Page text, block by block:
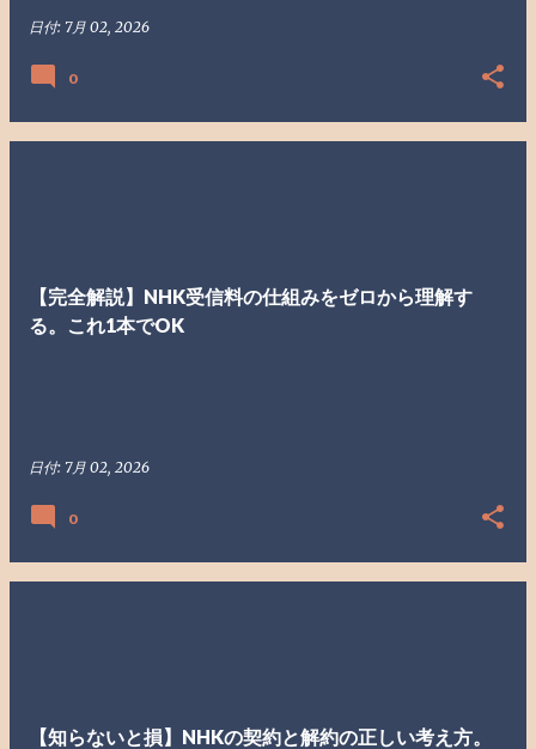
日付: 7月 02, 2026
0
【完全解説】NHK受信料の仕組みをゼロから理解す
る。これ1本でOK
日付: 7月 02, 2026
0
【知らないと損】NHKの契約と解約の正しい考え方。